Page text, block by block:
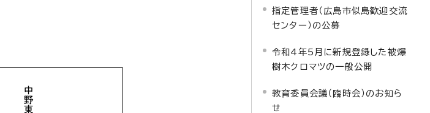
指定管理者（広島市似島歓迎交流
センター）の公募
令和4年5月に新規登録した被爆
樹木クロマツの一般公開
教育委員会議（臨時会）のお知ら
せ